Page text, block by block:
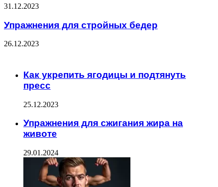
31.12.2023
Упражнения для стройных бедер
26.12.2023
Как укрепить ягодицы и подтянуть
пресс
25.12.2023
Упражнения для сжигания жира на
животе
29.01.2024